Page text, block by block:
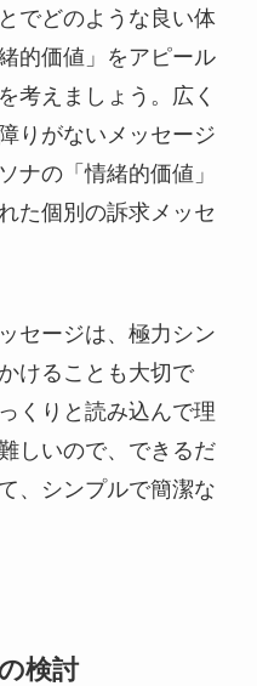
でどのような良い体
的価値」をアピール
考えましょう。広く
りがないメッセージ
ナの「情緒的価値」
た個別の訴求メッセ
セージは、極力シン
けることも大切で
くりと読み込んで理
しいので、できるだ
、シンプルで簡潔な
検討